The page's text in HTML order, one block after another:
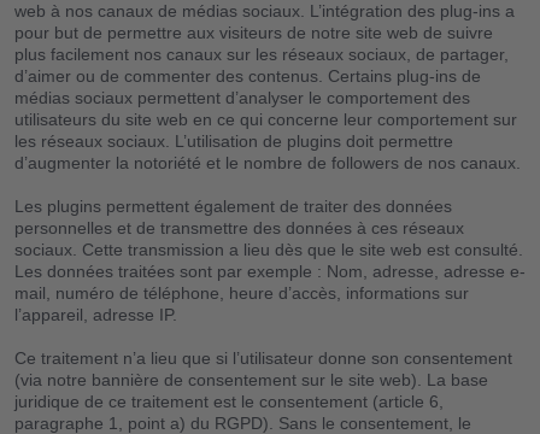
web à nos canaux de médias sociaux. L’intégration des plug-ins a
pour but de permettre aux visiteurs de notre site web de suivre
plus facilement nos canaux sur les réseaux sociaux, de partager,
d’aimer ou de commenter des contenus. Certains plug-ins de
médias sociaux permettent d’analyser le comportement des
utilisateurs du site web en ce qui concerne leur comportement sur
les réseaux sociaux. L’utilisation de plugins doit permettre
d’augmenter la notoriété et le nombre de followers de nos canaux.
Les plugins permettent également de traiter des données
personnelles et de transmettre des données à ces réseaux
sociaux. Cette transmission a lieu dès que le site web est consulté.
Les données traitées sont par exemple : Nom, adresse, adresse e-
mail, numéro de téléphone, heure d’accès, informations sur
l’appareil, adresse IP.
Ce traitement n’a lieu que si l’utilisateur donne son consentement
(via notre bannière de consentement sur le site web). La base
juridique de ce traitement est le consentement (article 6,
paragraphe 1, point a) du RGPD). Sans le consentement, le